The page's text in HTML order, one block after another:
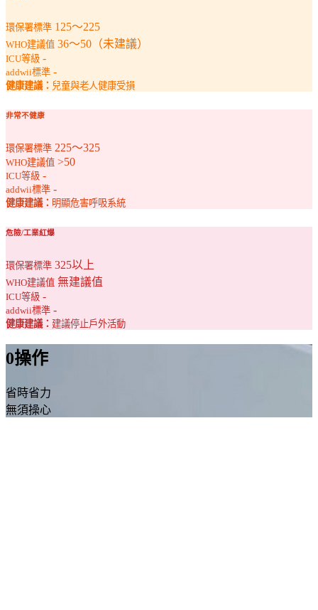
環保署標準 125～225
WHO建議值 36～50（未建議）
ICU等級 -
addwii標準 -
健康建議： 兒童與老人健康受損
非常不健康
環保署標準 225～325
WHO建議值 >50
ICU等級 -
addwii標準 -
健康建議： 明顯危害呼吸系統
危險/工業紅爆
環保署標準 325以上
WHO建議值 無建議值
ICU等級 -
addwii標準 -
健康建議： 建議停止戶外活動
0操作
省時省力
無須操心